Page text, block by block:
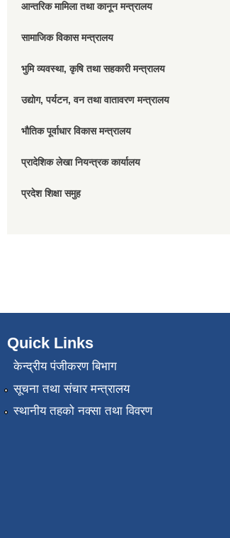
आन्तरिक मामिला तथा कानून मन्त्रालय
सामाजिक विकास मन्त्रालय
भुमि व्यवस्था, कृषि तथा सहकारी मन्त्रालय
उद्योग, पर्यटन, वन तथा वातावरण मन्त्रालय
भौतिक पूर्वाधार विकास मन्त्रालय
प्रादेशिक लेखा नियन्त्रक कार्यालय
प्रदेश शिक्षा समुह
Quick Links
केन्द्रीय पंजीकरण बिभाग
सूचना तथा संचार मन्त्रालय
स्थानीय तहको नक्सा तथा विवरण